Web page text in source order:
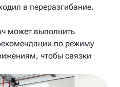
в переразгибание.
может выполнить
по режиму
чтобы связки